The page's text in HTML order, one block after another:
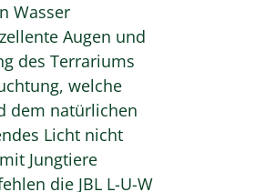
Wasser
Augen und
des Terrariums
welche
dem natürlichen
Licht nicht
Jungtiere
die JBL L-U-W